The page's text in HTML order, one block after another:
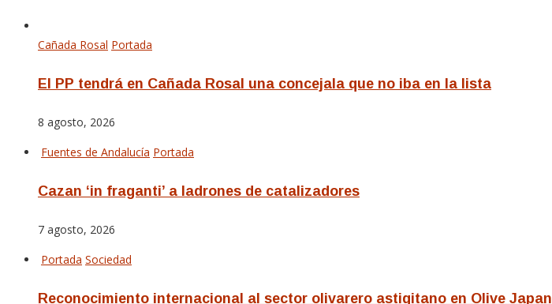
Cañada Rosal Portada
El PP tendrá en Cañada Rosal una concejala que no iba en la lista
8 agosto, 2026
Fuentes de Andalucía Portada
Cazan ‘in fraganti’ a ladrones de catalizadores
7 agosto, 2026
Portada Sociedad
Reconocimiento internacional al sector olivarero astigitano en Olive Japan